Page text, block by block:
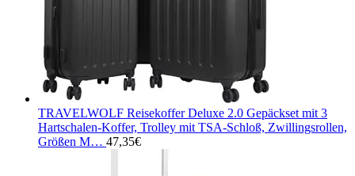
TRAVELWOLF Reisekoffer Deluxe 2.0 Gepäckset mit 3
Hartschalen-Koffer, Trolley mit TSA-Schloß, Zwillingsrollen,
Größen M… 47,35€